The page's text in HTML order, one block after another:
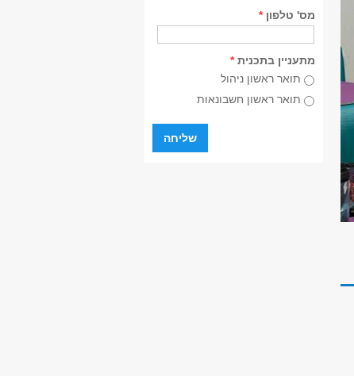
מס' טלפון*
מתעניין בתכנית*
תואר ראשון ניהול
תואר ראשון חשבונאות